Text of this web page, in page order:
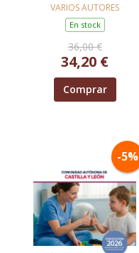
PROCESAL Y
ADMINISTRATIVA.
TURNO LIBRE
VARIOS AUTORES
En stock
36,00 €
34,20 €
Comprar
-5%